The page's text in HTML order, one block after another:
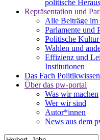
politische
Repräsentation und
Alle Beiträge
Parlamente und
Politische
Wahlen und
Effizienz und
Institutionen
Das Fach
Über das pw-portal
Was wir machen
Wer wir sind
Autor*innen
News aus dem